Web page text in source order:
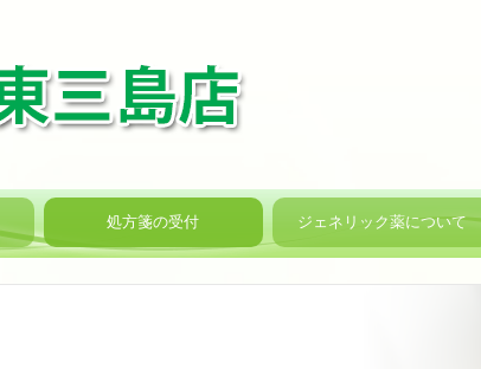
処方箋の受付 ジェネリック薬について